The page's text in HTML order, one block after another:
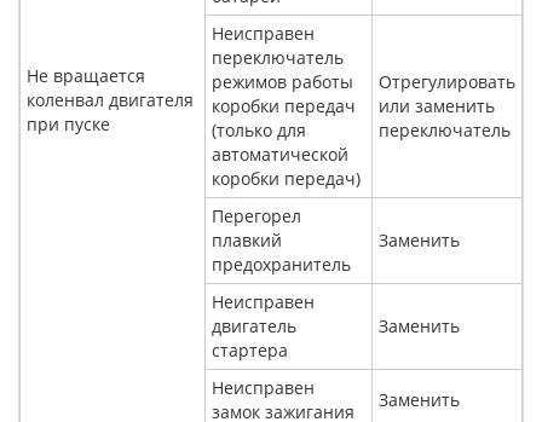
Не вращается
коленвал двигателя
при пуске
Неисправен
переключатель
режимов работы
коробки передач
(только для
автоматической
коробки передач)
Отрегулировать
или заменить
переключатель
Перегорел
плавкий
предохранитель
Заменить
Неисправен
двигатель
стартера
Заменить
Неисправен
замок зажигания
Заменить